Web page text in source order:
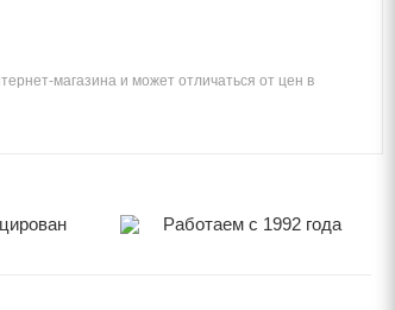
магазина и может отличаться от цен в
Работаем с 1992 года